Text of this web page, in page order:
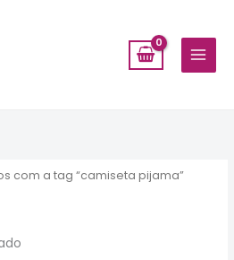
com a tag “camiseta pijama”